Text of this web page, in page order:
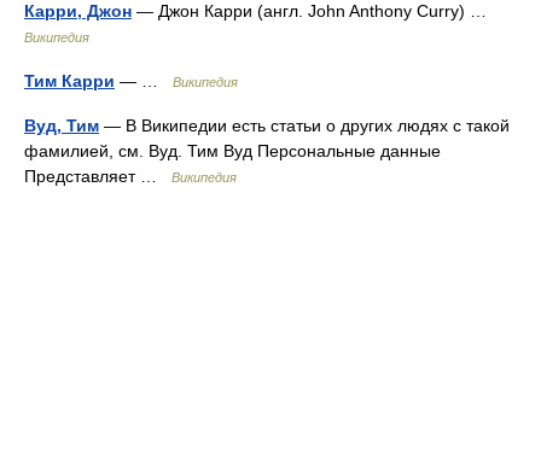
Карри, Джон — Джон Карри (англ. John Anthony Curry) …
Википедия
Тим Карри — … Википедия
Вуд, Тим — В Википедии есть статьи о других людях с такой
фамилией, см. Вуд. Тим Вуд Персональные данные
Представляет …
Википедия